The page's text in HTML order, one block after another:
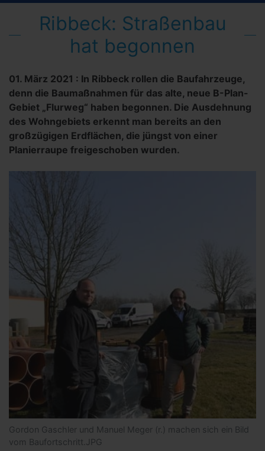
Ribbeck: Straßenbau
hat begonnen
01. März 2021 : In Ribbeck rollen die Baufahrzeuge,
denn die Baumaßnahmen für das alte, neue B-Plan-
Gebiet „Flurweg“ haben begonnen. Die Ausdehnung
des Wohngebiets erkennt man bereits an den
großzügigen Erdflächen, die jüngst von einer
Planierraupe freigeschoben wurden.
Gordon Gaschler und Manuel Meger (r.) machen sich ein Bild
vom Baufortschritt.JPG